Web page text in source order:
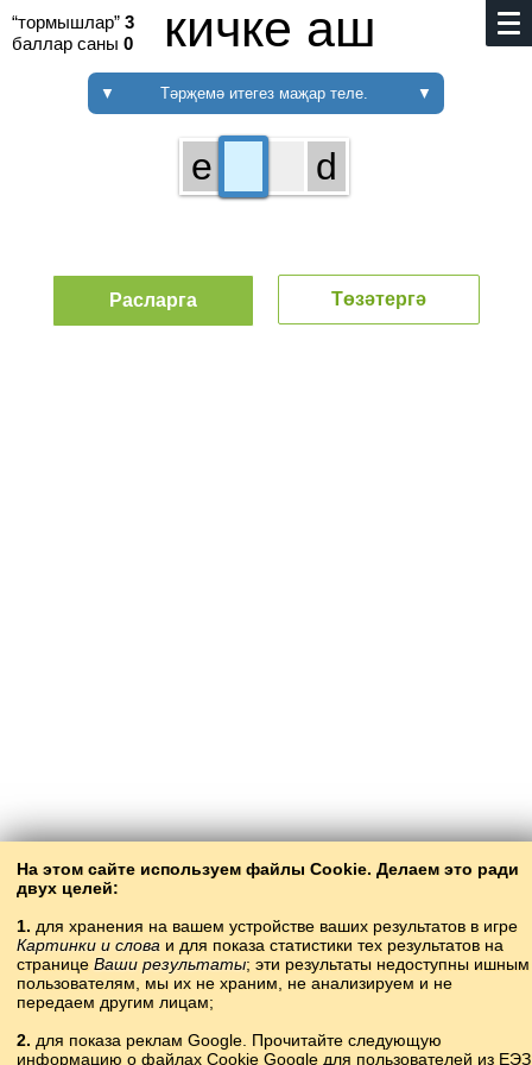
“тормышлар” 3
баллар саны 0 кичке аш
▼ Тәрҗемә итегез маҗар теле. ▼
На этом сайте используем файлы Cookie. Делаем это ради
двух целей:
1. для хранения на вашем устройстве ваших результатов в игре
Картинки и слова и для показа статистики тех результатов на
странице Ваши результаты; эти результаты недоступны ишным
пользователям, мы их не храним, не анализируем и не
передаем другим лицам;
2. для показа реклам Google. Прочитайте следующую
информацию о файлах Cookie Google для пользователей из ЕЭЗ